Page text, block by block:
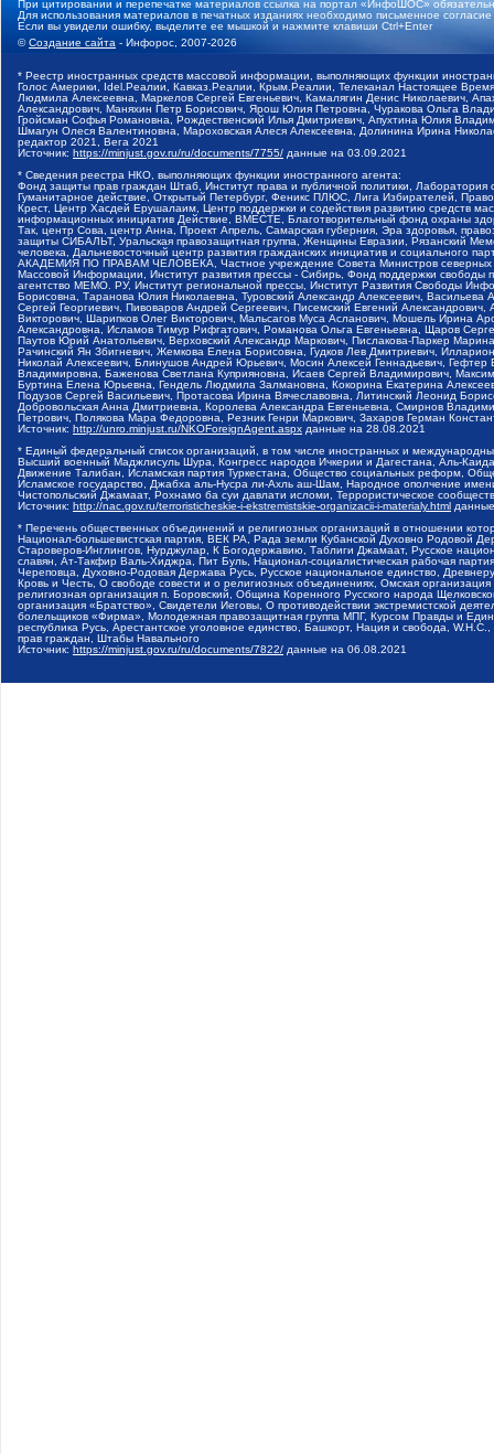
При цитировании и перепечатке материалов ссылка на портал «ИнфоШОС»
Для использования материалов в печатных изданиях необходимо письменное
Если вы увидели ошибку, выделите ее мышкой и нажмите клавиши Ctrl+Enter
©Создание сайта - Инфорос, 2007-2026
* Реестр иностранных средств массовой информации, выполняющих функции
Голос Америки, Idel.Реалии, Кавказ.Реалии, Крым.Реалии, Телеканал Настоящее
Людмила Алексеевна, Маркелов Сергей Евгеньевич, Камалягин Денис Николаевич,
Александрович, Маняхин Петр Борисович, Ярош Юлия Петровна, Чуракова Ольга
Гройсман Софья Романовна, Рождественский Илья Дмитриевич, Апухтина Юлия
Шмагун Олеся Валентиновна, Мароховская Алеся Алексеевна, Долинина Ирина
редактор 2021, Вега 2021
Источник: https://minjust.gov.ru/ru/documents/7755/ данные на 03.09.2021
* Сведения реестра НКО, выполняющих функции иностранного агента:
Фонд защиты прав граждан Штаб, Институт права и публичной политики,
Гуманитарное действие, Открытый Петербург, Феникс ПЛЮС, Лига Избирателей,
Крест, Центр Хасдей Ерушалаим, Центр поддержки и содействия развитию средств
информационных инициатив Действие, ВМЕСТЕ, Благотворительный фонд охраны
Так, центр Сова, центр Анна, Проект Апрель, Самарская губерния, Эра здоровья,
защиты СИБАЛЬТ, Уральская правозащитная группа, Женщины Евразии, Рязанский
человека, Дальневосточный центр развития гражданских инициатив и социального
АКАДЕМИЯ ПО ПРАВАМ ЧЕЛОВЕКА, Частное учреждение Совета Министров северных
Массовой Информации, Институт развития прессы - Сибирь, Фонд поддержки
агентство МЕМО. РУ, Институт региональной прессы, Институт Развития Свободы
Борисовна, Таранова Юлия Николаевна, Туровский Александр Алексеевич,
Сергей Георгиевич, Пивоваров Андрей Сергеевич, Писемский Евгений
Викторович, Шарипков Олег Викторович, Мальсагов Муса Асланович, Мошель Ирина
Александровна, Исламов Тимур Рифгатович, Романова Ольга Евгеньевна, Щаров
Паутов Юрий Анатольевич, Верховский Александр Маркович, Пислакова-Паркер
Рачинский Ян Збигневич, Жемкова Елена Борисовна, Гудков Лев Дмитриевич,
Николай Алексеевич, Блинушов Андрей Юрьевич, Мосин Алексей Геннадьевич,
Владимировна, Баженова Светлана Куприяновна, Исаев Сергей Владимирович,
Буртина Елена Юрьевна, Гендель Людмила Залмановна, Кокорина Екатерина
Подузов Сергей Васильевич, Протасова Ирина Вячеславовна, Литинский Леонид
Добровольская Анна Дмитриевна, Королева Александра Евгеньевна, Смирнов
Петрович, Полякова Мара Федоровна, Резник Генри Маркович, Захаров Герман
Источник: http://unro.minjust.ru/NKOForeignAgent.aspx данные на 28.08.2021
* Единый федеральный список организаций, в том числе иностранных и
Высший военный Маджлисуль Шура, Конгресс народов Ичкерии и Дагестана, Аль-
Движение Талибан, Исламская партия Туркестана, Общество социальных реформ,
Исламское государство, Джабха аль-Нусра ли-Ахль аш-Шам, Народное ополчение
Чистопольский Джамаат, Рохнамо ба суи давлати исломи, Террористическое
Источник: http://nac.gov.ru/terroristicheskie-i-ekstremistskie-organizacii-i-materialy.html
* Перечень общественных объединений и религиозных организаций в отношении
Национал-большевистская партия, ВЕК РА, Рада земли Кубанской Духовно Родовой
Староверов-Инглингов, Нурджулар, К Богодержавию, Таблиги Джамаат, Русское
славян, Ат-Такфир Валь-Хиджра, Пит Буль, Национал-социалистическая рабочая
Череповца, Духовно-Родовая Держава Русь, Русское национальное единство,
Кровь и Честь, О свободе совести и о религиозных объединениях, Омская
религиозная организация п. Боровский, Община Коренного Русского народа
организация «Братство», Свидетели Иеговы, О противодействии экстремистской
болельщиков «Фирма», Молодежная правозащитная группа МПГ, Курсом Правды и
республика Русь, Арестантское уголовное единство, Башкорт, Нация и свобода,
прав граждан, Штабы Навального
Источник: https://minjust.gov.ru/ru/documents/7822/ данные на 06.08.2021